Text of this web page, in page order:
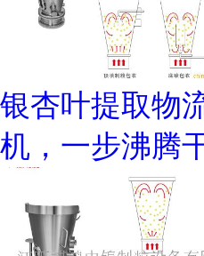
银杏叶提取物
机，一步沸腾